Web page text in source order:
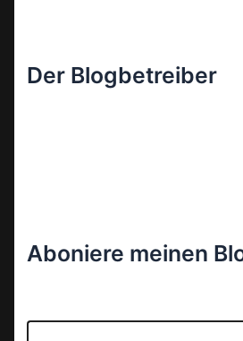
Der Blogbetreiber
Aboniere meinen